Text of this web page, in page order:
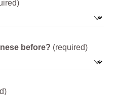
before? (required)